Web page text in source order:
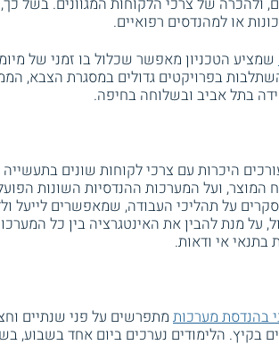
או למהנדסים רפואיים.
שמציע הטכניון מאפשר שכלול בו זמני של
בפרויקטים גדולים במסגרת הצבא,
בתל אביב ובשלוחה בחיפה.
היכרות עם צרכי לקוחות שונים
המוצר, ועל המערכות ההנדסיות השונות
על תהליכי העבודה, שמאפשרים לייעל
על מנת להבין את האינטגרציה בין כל
אי ודאות.
בהנדסת מערכות מתפרשים על פני שנתיים
בקיץ. הלימודים נערכים ביום אחד בשבוע,